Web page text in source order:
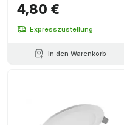
4,80 €
Expresszustellung
In den Warenkorb